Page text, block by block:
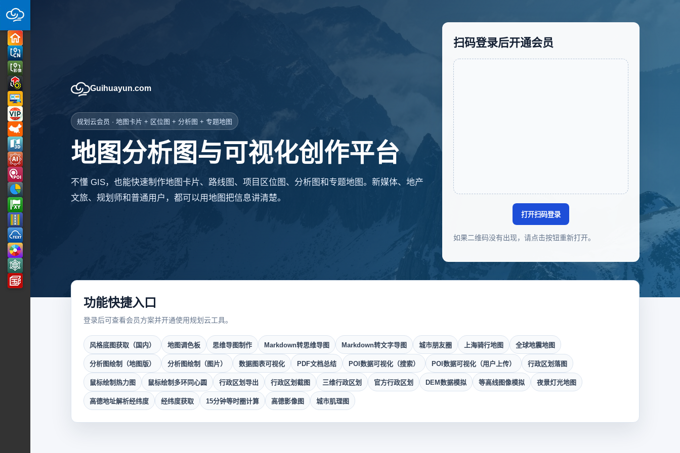
Guihuayun.com
规划云会员 · 地图卡片 + 区位图 + 分析图 + 专题地图
地图分析图与可视化创作平台
不懂 GIS，也能快速制作地图卡片、路线图、项目区位图、分析图和专题地图。新媒体、地产
文旅、规划师和普通用户，都可以用地图把信息讲清楚。
扫码登录后开通会员
打开扫码登录
如果二维码没有出现，请点击按钮重新打开。
功能快捷入口
登录后可查看会员方案并开通使用规划云工具。
风格底图获取（国内） 地图调色板 思维导图制作 Markdown转思维导图 Markdown转文字导图 城市朋友圈 上海骑行地图 全球地震地图
分析图绘制（地图版） 分析图绘制（图片） 数据图表可视化 PDF文档总结 POI数据可视化（搜索） POI数据可视化（用户上传） 行政区划落图
鼠标绘制热力图 鼠标绘制多环同心圆 行政区划导出 行政区划截图 三维行政区划 官方行政区划 DEM数据模拟 等高线图像模拟 夜景灯光地图
高德地址解析经纬度 经纬度获取 15分钟等时圈计算 高德影像图 城市肌理图